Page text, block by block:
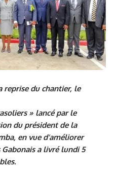
reprise du chantier, le
» lancé par le
du président de la
en vue d’améliorer
Gabonais a livré lundi 5